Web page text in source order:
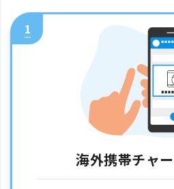
1
海外携帯チャ